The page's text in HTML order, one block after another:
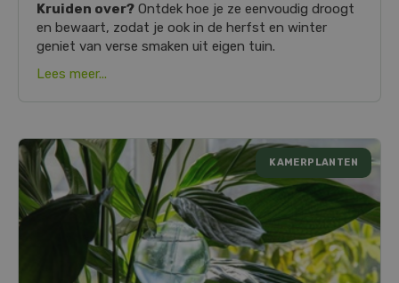
Kruiden over? Ontdek hoe je ze eenvoudig droogt
en bewaart, zodat je ook in de herfst en winter
geniet van verse smaken uit eigen tuin.
Lees meer...
KAMERPLANTEN